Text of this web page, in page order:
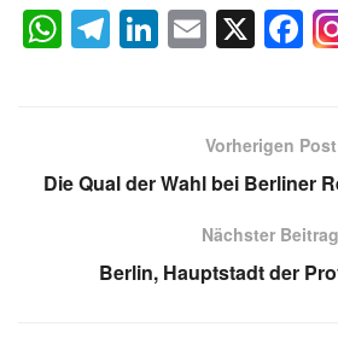
W
h
A
T
el
a
Li
n
dI
E
m
X F
a
e
b
o
o
k
Vorherigen Post
Die Qual der Wahl bei Berliner
Nächster Beitrag
Berlin, Hauptstadt der